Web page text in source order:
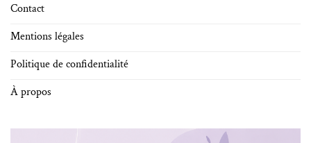
Contact
Mentions légales
Politique de confidentialité
À propos